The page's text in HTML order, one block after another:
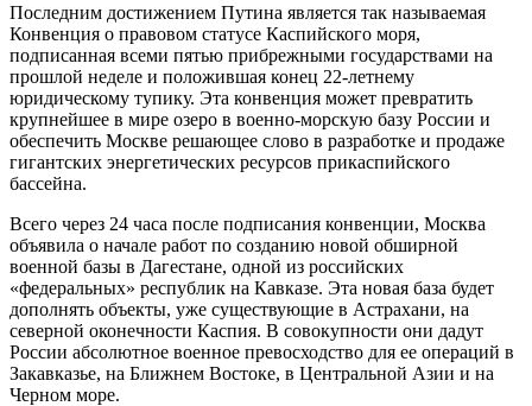
Последним достижением Путина является так называемая
Конвенция о правовом статусе Каспийского моря,
подписанная всеми пятью прибрежными государствами на
прошлой неделе и положившая конец 22-летнему
юридическому тупику. Эта конвенция может превратить
крупнейшее в мире озеро в военно-морскую базу России и
обеспечить Москве решающее слово в разработке и продаже
гигантских энергетических ресурсов прикаспийского
бассейна.
Всего через 24 часа после подписания конвенции, Москва
объявила о начале работ по созданию новой обширной
военной базы в Дагестане, одной из российских
«федеральных» республик на Кавказе. Эта новая база будет
дополнять объекты, уже существующие в Астрахани, на
северной оконечности Каспия. В совокупности они дадут
России абсолютное военное превосходство для ее операций в
Закавказье, на Ближнем Востоке, в Центральной Азии и на
Черном море.